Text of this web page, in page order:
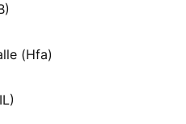
(Hfa)